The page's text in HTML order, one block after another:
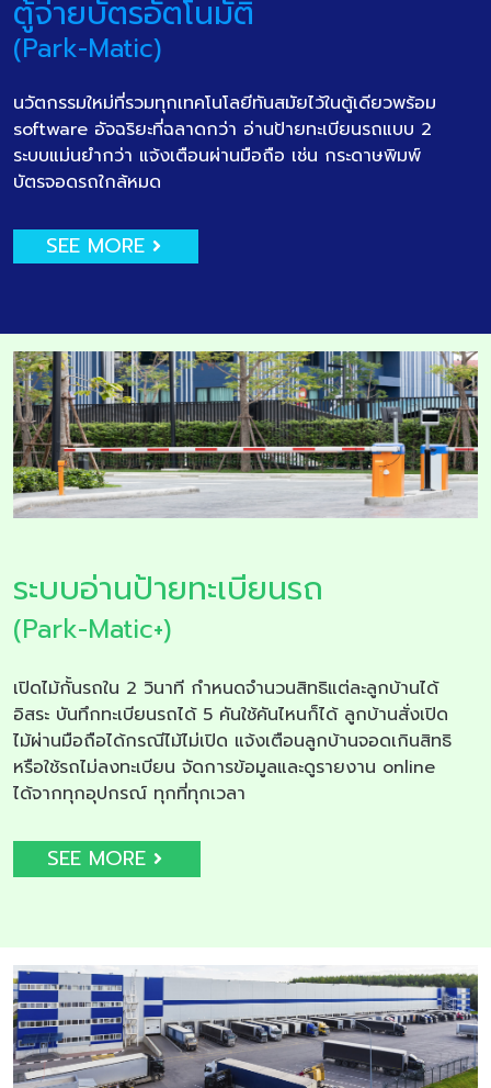
ตู้จ่ายบัตรอัตโนมัติ
(Park-Matic)
นวัตกรรมใหม่ที่รวมทุกเทคโนโลยีทันสมัยไว้ในตู้เดียวพร้อม
software อัจฉริยะที่ฉลาดกว่า อ่านป้ายทะเบียนรถแบบ 2
ระบบแม่นยำกว่า แจ้งเตือนผ่านมือถือ เช่น กระดาษพิมพ์
บัตรจอดรถใกล้หมด
SEE MORE
ระบบอ่านป้ายทะเบียนรถ
(Park-Matic+)
เปิดไม้กั้นรถใน 2 วินาที กำหนดจำนวนสิทธิแต่ละลูกบ้านได้
อิสระ บันทึกทะเบียนรถได้ 5 คันใช้คันไหนก็ได้ ลูกบ้านสั่งเปิด
ไม้ผ่านมือถือได้กรณีไม้ไม่เปิด แจ้งเตือนลูกบ้านจอดเกินสิทธิ
หรือใช้รถไม่ลงทะเบียน จัดการข้อมูลและดูรายงาน online
ได้จากทุกอุปกรณ์ ทุกที่ทุกเวลา
SEE MORE